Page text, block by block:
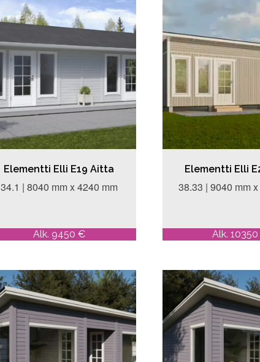
Elementti Elli E19 Aitta
34.1 | 8040 mm x 4240 mm
Alk. 9450 €
Elementti Elli
38.33 | 9040 mm
Alk.